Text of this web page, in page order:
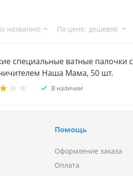
названию По цене: дешевле
специальные ватные палочки с
Наша Мама, 50 шт.
В наличии
Помощь
Оформление заказа
Оплата